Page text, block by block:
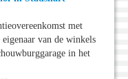
met
van de winkels
in het